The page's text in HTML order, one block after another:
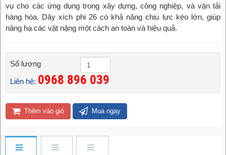
vụ cho các ứng dụng trong xây dựng, công nghiệp, và vận tải
hàng hóa. Dây xích phi 26 có khả năng chịu lực kéo lớn, giúp
nâng hạ các vật nặng một cách an toàn và hiệu quả.
Số lượng
Liên hệ: 0968 896 039
Thêm vào giỏ Mua ngay